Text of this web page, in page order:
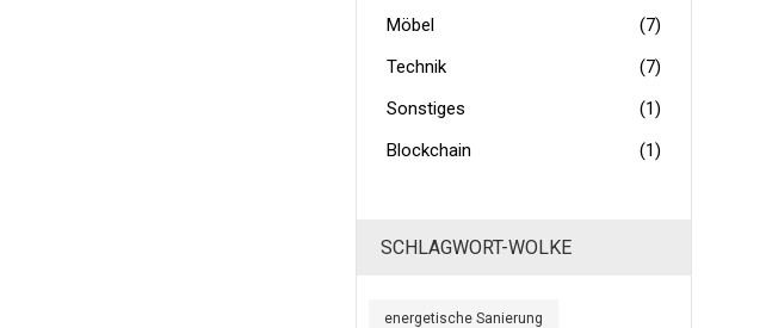
Möbel
(7)
Technik
(7)
Sonstiges
(1)
Blockchain
(1)
SCHLAGWORT-WOLKE
energetische Sanierung